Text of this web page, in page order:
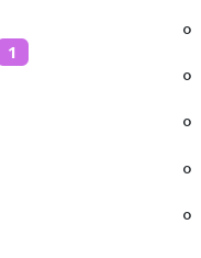
1
⚬
⚬
⚬
⚬
⚬